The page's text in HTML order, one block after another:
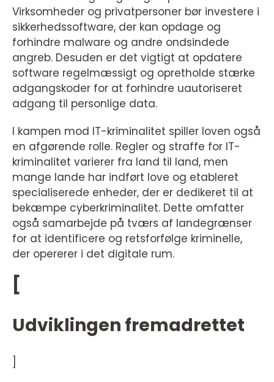
Virksomheder og privatpersoner bør investere i
sikkerhedssoftware, der kan opdage og
forhindre malware og andre ondsindede
angreb. Desuden er det vigtigt at opdatere
software regelmæssigt og opretholde stærke
adgangskoder for at forhindre uautoriseret
adgang til personlige data.
I kampen mod IT-kriminalitet spiller loven også
en afgørende rolle. Regler og straffe for IT-
kriminalitet varierer fra land til land, men
mange lande har indført love og etableret
specialiserede enheder, der er dedikeret til at
bekæmpe cyberkriminalitet. Dette omfatter
også samarbejde på tværs af landegrænser
for at identificere og retsforfølge kriminelle,
der opererer i det digitale rum.
[
Udviklingen fremadrettet